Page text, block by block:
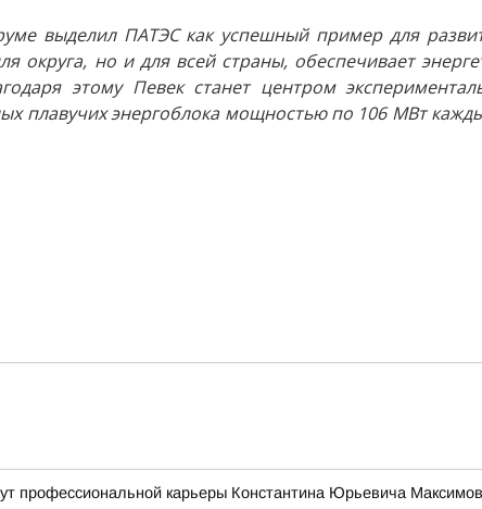
выделил ПАТЭС как успешный пример для
округа, но и для всей страны, обеспечивает
этому Певек станет центром
плавучих энергоблока мощностью по 106 МВт
карьеры Константина Юрьевича